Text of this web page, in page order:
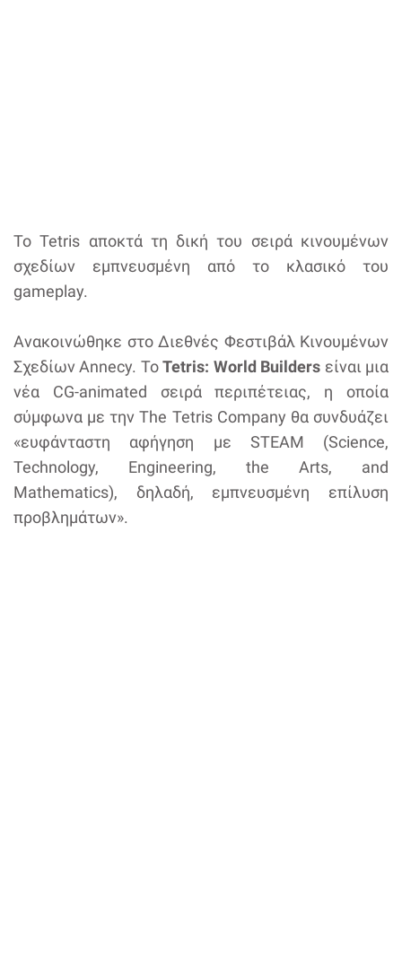
Το Tetris αποκτά τη δική του σειρά κινουμένων
σχεδίων εμπνευσμένη από το κλασικό του
gameplay.
Ανακοινώθηκε στο Διεθνές Φεστιβάλ Κινουμένων
Σχεδίων Annecy. ΤοTetris: World Builders είναι μια
νέα CG-animated σειρά περιπέτειας, η οποία
σύμφωνα με την The Tetris Company θα συνδυάζει
«ευφάνταστη αφήγηση με STEAM (Science,
Technology, Engineering, the Arts, and
Mathematics), δηλαδή, εμπνευσμένη επίλυση
προβλημάτων».